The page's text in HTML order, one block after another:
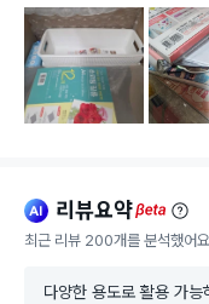
ai 리뷰요약beta
최근 리뷰 200개를 분석했어
다양한 용도로 활용 가